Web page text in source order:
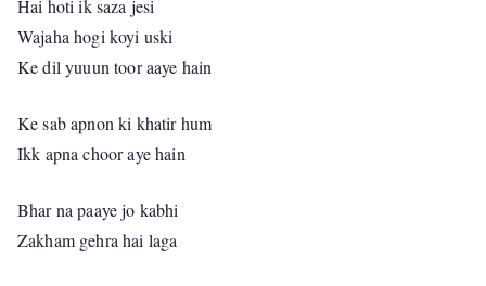
Hai hoti ik saza jesi
Wajaha hogi koyi uski
Ke dil yuuun toor aaye hain
Ke sab apnon ki khatir hum
Ikk apna choor aye hain
Bhar na paaye jo kabhi
Zakham gehra hai laga